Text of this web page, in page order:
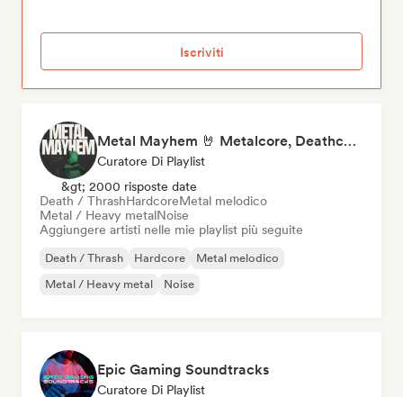
Iscriviti
Metal Mayhem 🤘 Metalcore, Deathcore & Progressive Metal
Curatore Di Playlist
&gt; 2000 risposte date
Death / ThrashHardcoreMetal melodico
Metal / Heavy metalNoise
Aggiungere artisti nelle mie playlist più seguite
Death / Thrash Hardcore
Metal melodico
Metal / Heavy metal
Noise
Epic Gaming Soundtracks
Curatore Di Playlist